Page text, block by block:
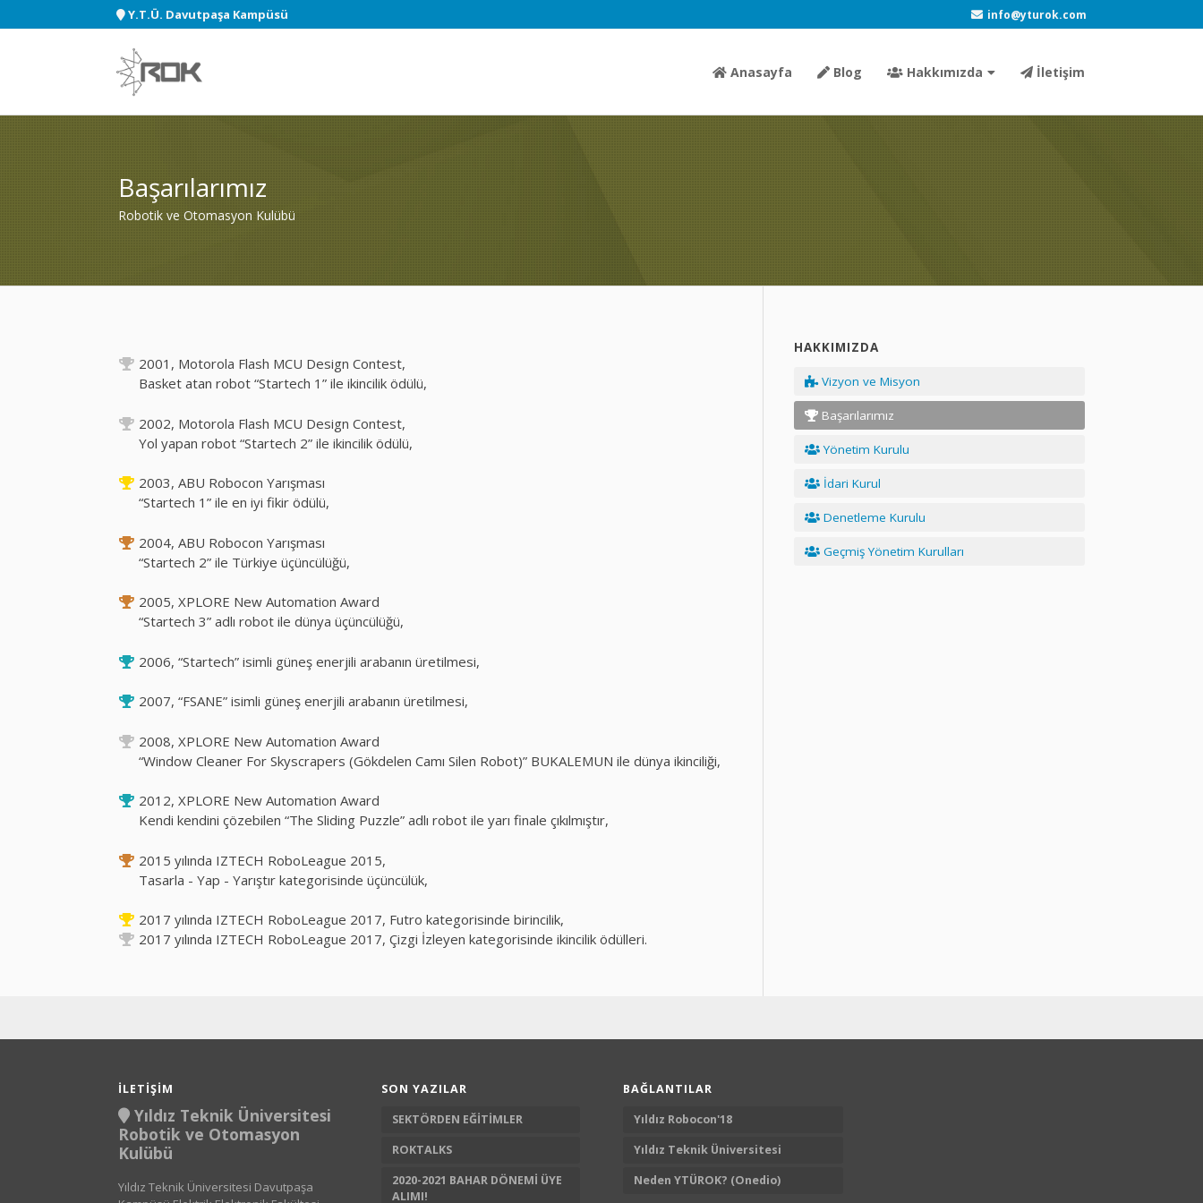
Y.T.Ü. Davutpaşa Kampüsü info@yturok.com
Anasayfa Blog Hakkımızda İletişim
Başarılarımız
Robotik ve Otomasyon Kulübü
2001, Motorola Flash MCU Design Contest,
Basket atan robot “Startech 1” ile ikincilik ödülü,
2002, Motorola Flash MCU Design Contest,
Yol yapan robot “Startech 2” ile ikincilik ödülü,
2003, ABU Robocon Yarışması
“Startech 1” ile en iyi fikir ödülü,
2004, ABU Robocon Yarışması
“Startech 2” ile Türkiye üçüncülüğü,
2005, XPLORE New Automation Award
“Startech 3” adlı robot ile dünya üçüncülüğü,
2006, “Startech” isimli güneş enerjili arabanın üretilmesi,
2007, “FSANE” isimli güneş enerjili arabanın üretilmesi,
2008, XPLORE New Automation Award
“Window Cleaner For Skyscrapers (Gökdelen Camı Silen Robot)” BUKALEMUN ile dünya ikinciliği,
2012, XPLORE New Automation Award
Kendi kendini çözebilen “The Sliding Puzzle” adlı robot ile yarı finale çıkılmıştır,
2015 yılında IZTECH RoboLeague 2015,
Tasarla - Yap - Yarıştır kategorisinde üçüncülük,
2017 yılında IZTECH RoboLeague 2017, Futro kategorisinde birincilik,
2017 yılında IZTECH RoboLeague 2017, Çizgi İzleyen kategorisinde ikincilik ödülleri.
HAKKIMIZDA
Vizyon ve Misyon
Başarılarımız
Yönetim Kurulu
İdari Kurul
Denetleme Kurulu
Geçmiş Yönetim Kurulları
İLETIŞIM
Yıldız Teknik Üniversitesi
Robotik ve Otomasyon
Kulübü
Yıldız Teknik Üniversitesi Davutpaşa
SON YAZILAR
SEKTÖRDEN EĞİTİMLER
ROKTALKS
2020-2021 BAHAR DÖNEMİ ÜYE
ALIMI!
BAĞLANTILAR
Yıldız Robocon'18
Yıldız Teknik Üniversitesi
Neden YTÜROK? (Onedio)